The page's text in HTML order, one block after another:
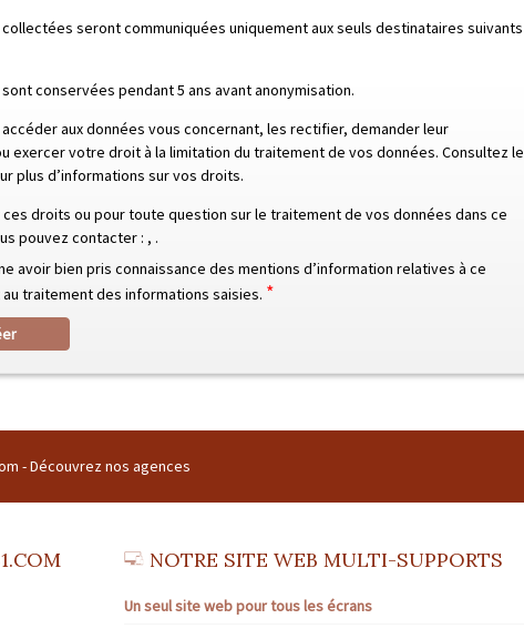
seront communiquées uniquement aux seuls destinataires suivants
conservées pendant 5 ans avant anonymisation.
aux données vous concernant, les rectifier, demander leur
exercer votre droit à la limitation du traitement de vos données. Consultez le
plus d’informations sur vos droits.
droits ou pour toute question sur le traitement de vos données dans ce
pouvez contacter : , .
avoir bien pris connaissance des mentions d’information relatives à ce
traitement des informations saisies. *
-Découvrez nos agences
NOTRE SITE WEB MULTI-SUPPORTS
Un seul site web pour tous les écrans